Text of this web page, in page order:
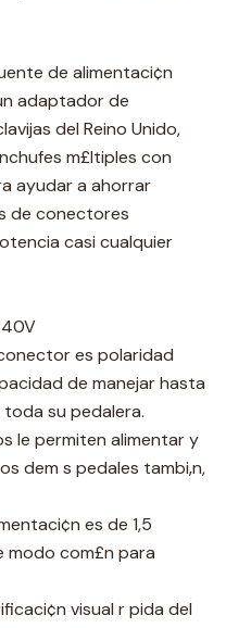
de alimentaci¢n
adaptador de
del Reino Unido,
m£ltiples con
ayudar a ahorrar
de conectores
casi cualquier
es polaridad
de manejar hasta
su pedalera.
le permiten alimentar y
dem s pedales tambi‚n,
es de 1,5
modo com£n para
visual r pida del